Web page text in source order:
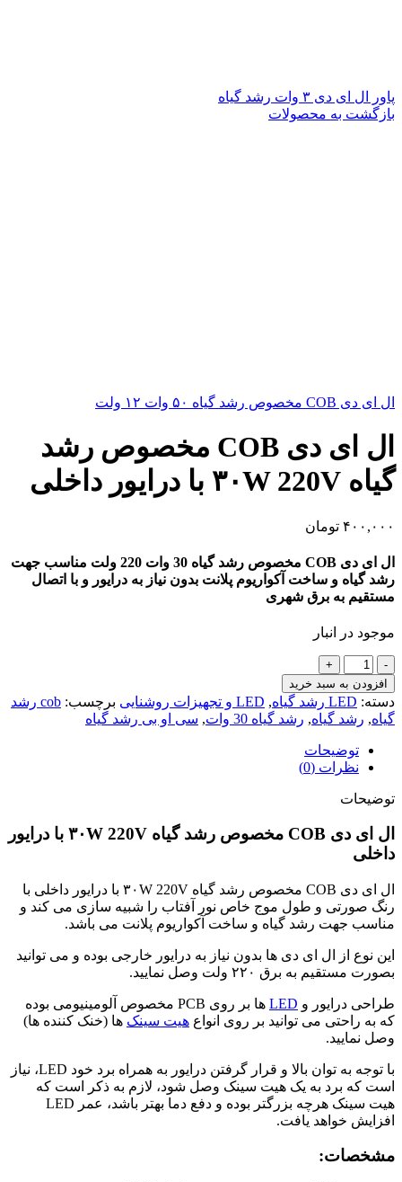
پاور ال ای دی ۳ وات رشد گیاه
بازگشت به محصولات
ال ای دی COB مخصوص رشد گیاه ۵۰ وات ۱۲ ولت
ال ای دی COB مخصوص رشد
گیاه ۳۰W 220V با درایور داخلی
۴۰۰,۰۰۰ تومان
ال ای دی COB مخصوص رشد گیاه 30 وات 220 ولت مناسب جهت
رشد گیاه و ساخت آکواریوم پلانت بدون نیاز به درایور و با اتصال
مستقیم به برق شهری
موجود در انبار
ال
ای
دی
COB
مخصوص
رشد
گیاه
220V
درایور
داخلی
عدد
افزودن به سبد خرید
دسته: LED رشد گیاه , LED و تجهیزات روشنایی برچسب:
cob رشد
گیاه, رشد گیاه, رشد گیاه 30 وات , سی او بی رشد گیاه
توضیحات
نظرات (0)
توضیحات
ال ای دی COB مخصوص رشد گیاه ۳۰W 220V با درایور
داخلی
ال ای دی COB مخصوص رشد گیاه ۳۰W 220V با درایور داخلی با
رنگ صورتی و طول موج خاص نور آفتاب را شبیه سازی می کند و
مناسب جهت رشد گیاه و ساخت آکواریوم پلانت می باشد.
این نوع از ال ای دی ها بدون نیاز به درایور خارجی بوده و می توانید
بصورت مستقیم به برق ۲۲۰ ولت وصل نمایید.
طراحی درایور و LED
ها بر روی PCB مخصوص آلومینیومی بوده
که به راحتی می توانید بر روی انواع هیت سینک ها (خنک کننده ها)
وصل نمایید.
با توجه به توان بالا و قرار گرفتن درایور به همراه برد خود LED، نیاز
است که برد به یک هیت سینک وصل شود، لازم به ذکر است که
هیت سینک هرچه بزرگتر بوده و دفع دما بهتر باشد، عمر LED
افزایش خواهد یافت.
مشخصات: